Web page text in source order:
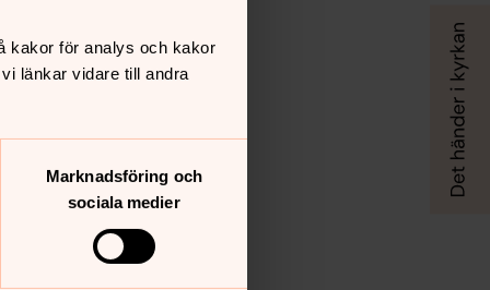
kakor för analys och kakor
länkar vidare till andra
Marknadsföring och
sociala medier